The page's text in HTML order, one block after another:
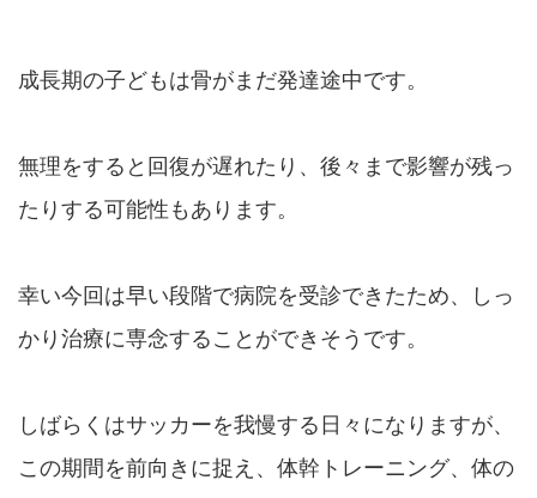
成長期の子どもは骨がまだ発達途中です。
無理をすると回復が遅れたり、後々まで影響が残っ
たりする可能性もあります。
幸い今回は早い段階で病院を受診できたため、しっ
かり治療に専念することができそうです。
しばらくはサッカーを我慢する日々になりますが、
この期間を前向きに捉え、体幹トレーニング、体の